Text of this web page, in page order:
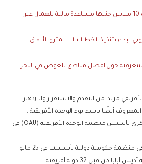
حكومة مصر. صرف 10 ملايين جنيها مساعدة مالية للعمال غير
يبداء بتنفيذ الخط الثالث لمترو الأنفاق
حول افضل مناطق للغوص في البحر
مزيدا من التقدم والاستقرار والازدهار.
المعروف أيضًا باسم يوم الوحدة الأفريقية ،
سنويًا في 25 مايو ويخلد ذكرى تأسيس منظمة الوحدة الأفريقية (OAU) في
منظمة الوحدة الأفريقية هي منظمة حكومية دولية تأسست في 25 مايو